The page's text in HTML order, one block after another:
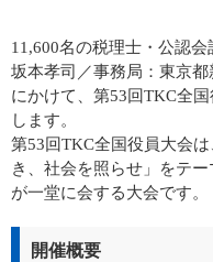
11,600名の税理士・公認
坂本孝司／事務局：東京
にかけて、第53回TKC全
します。
第53回TKC全国役員大会
き、社会を照らせ」をテ
が一堂に会する大会です。
開催概要